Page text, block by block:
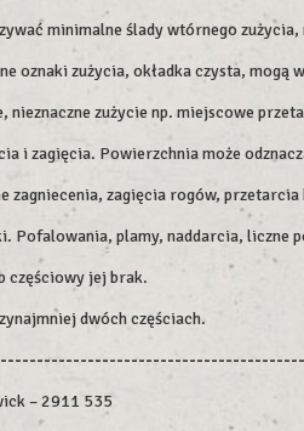
minimalne ślady wtórnego
oznaki zużycia, okładka czysta, mogą
nieznaczne zużycie np. miejscowe
i zagięcia. Powierzchnia może
zagniecenia, zagięcia rogów,
Pofalowania, plamy, naddarcia, liczne
częściowy jej brak.
dwóch częściach.
– 2911 535